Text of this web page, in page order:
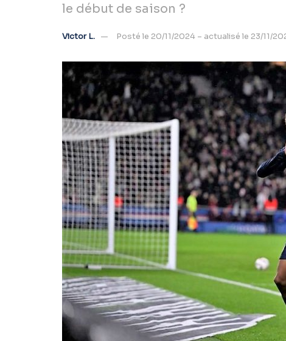
le début de saison ?
Victor L. Posté le 20/11/2024 – actualisé le 23/11/